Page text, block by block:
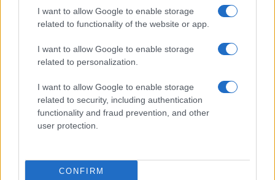
I want to allow Google to enable storage
related to functionality of the website or app.
I want to allow Google to enable storage
related to personalization.
I want to allow Google to enable storage
related to security, including authentication
functionality and fraud prevention, and other
user protection.
CONFIRM
promuovere giovani designer; è editorialista
moda che cura rubriche su artigianato e
bozze di pattern e appunti presi nelle sartorie
di via Toledo.